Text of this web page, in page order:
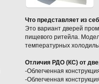
Что представляет из
Это вариант дверей
пищевого ритейла.
температурных
Отличия РДО (КС) от
-Облегченная
-Облегченная